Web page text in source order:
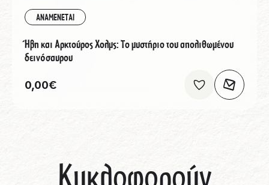
ΑΝΑΜΕΝΕΤΑΙ
Ήβη και Αρκτούρος Χολμς: Το μυστήριο του απολιθωμένου
δεινόσαυρου
0,00€